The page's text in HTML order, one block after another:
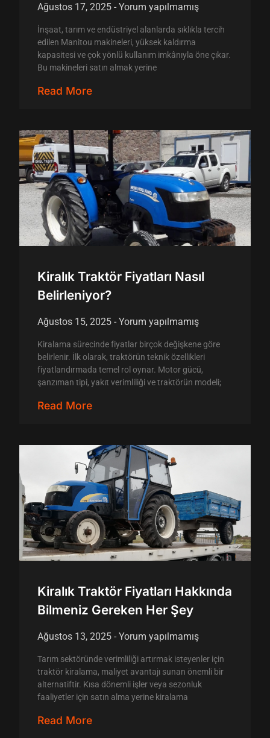
Ağustos 17, 2025 Yorum yapılmamış
İnşaat, tarım ve endüstriyel alanlarda sıklıkla tercih
edilen Manitou makineleri, yüksek kaldırma
kapasitesi ve çok yönlü kullanım imkânıyla öne çıkar.
Bu makineleri satın almak yerine
Read More
Kiralık Traktör Fiyatları Nasıl
Belirleniyor?
Ağustos 15, 2025 Yorum yapılmamış
Kiralama sürecinde fiyatlar birçok değişkene göre
belirlenir. İlk olarak, traktörün teknik özellikleri
fiyatlandırmada temel rol oynar. Motor gücü,
şanzıman tipi, yakıt verimliliği ve traktörün modeli;
Read More
Kiralık Traktör Fiyatları Hakkında
Bilmeniz Gereken Her Şey
Ağustos 13, 2025 Yorum yapılmamış
Tarım sektöründe verimliliği artırmak isteyenler için
traktör kiralama, maliyet avantajı sunan önemli bir
alternatiftir. Kısa dönemli işler veya sezonluk
faaliyetler için satın alma yerine kiralama
Read More